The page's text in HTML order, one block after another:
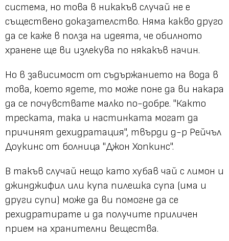
система, но това в никакъв случай не е
съществено доказателство. Няма какво друго
да се каже в полза на идеята, че обилното
хранене ще ви излекува по някакъв начин.
Но в зависимост от съдържанието на вода в
това, което ядете, то може поне да ви накара
да се почувствате малко по-добре. "Както
треската, така и настинката могат да
причинят дехидратация", твърди д-р Рейчъл
Доукинс от болница "Джон Хопкинс".
В такъв случай нещо като хубав чай с лимон и
джинджифил или купа пилешка супа (има и
други супи) може да ви помогне да се
рехидратирате и да получите приличен
прием на хранителни вещества.